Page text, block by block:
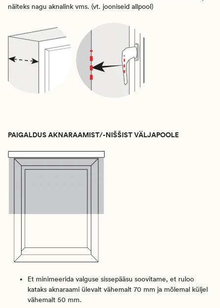
näiteks nagu aknalink vms. (vt. jooniseid allpool)
PAIGALDUS AKNARAAMIST/-NIŠŠIST VÄLJAPOOLE
Et minimeerida valguse sissepääsu soovitame, et ruloo
kataks aknaraami ülevalt vähemalt 70 mm ja mõlemal küljel
vähemalt 50 mm.